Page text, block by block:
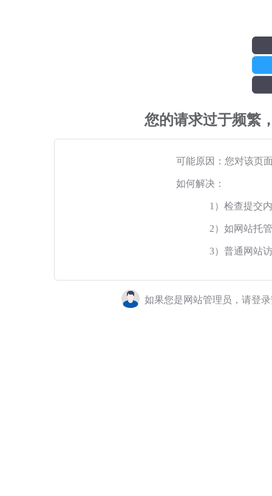
您的请求过于频繁
可能原因：您对该页
如何解决：
1）检查提交
2）如网站托
3）普通网站
如果您是网站管理员，请登